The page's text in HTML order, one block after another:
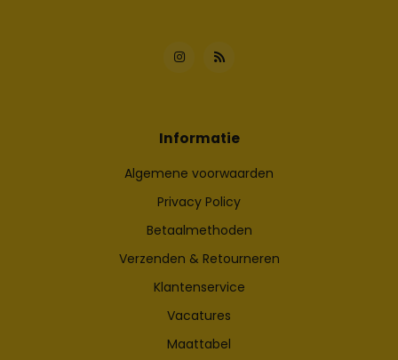
Informatie
Algemene voorwaarden
Privacy Policy
Betaalmethoden
Verzenden & Retourneren
Klantenservice
Vacatures
Maattabel